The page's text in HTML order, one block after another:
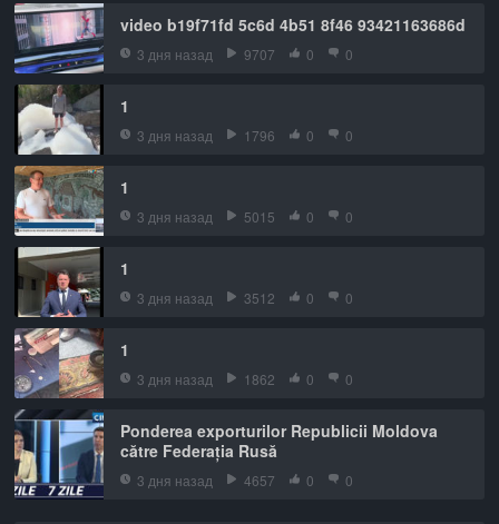
video b19f71fd 5c6d 4b51 8f46 93421163686d
3 дня назад 9707 0 0
1
3 дня назад 1796 0 0
1
3 дня назад 5015 0 0
1
3 дня назад 3512 0 0
1
3 дня назад 1862 0 0
Ponderea exporturilor Republicii Moldova
către Federația Rusă
3 дня назад 4657 0 0